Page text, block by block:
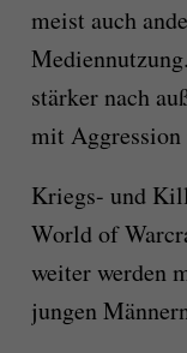
meist auch
stärker nach
mit Aggression
Kriegs- und
World of
weiter werden
jungen